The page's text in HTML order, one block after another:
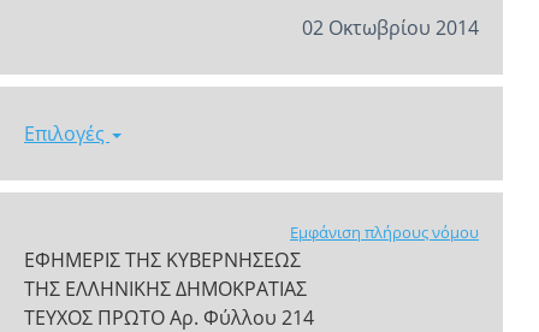
02 Οκτωβρίου 2014
Επιλογές
Εμφάνιση πλήρους νόμου
ΕΦΗΜΕΡΙΣ ΤΗΣ ΚΥΒΕΡΝΗΣΕΩΣ
ΤΗΣ ΕΛΛΗΝΙΚΗΣ ΔΗΜΟΚΡΑΤΙΑΣ
ΤΕΥΧΟΣ ΠΡΩΤΟ Αρ. Φύλλου 214